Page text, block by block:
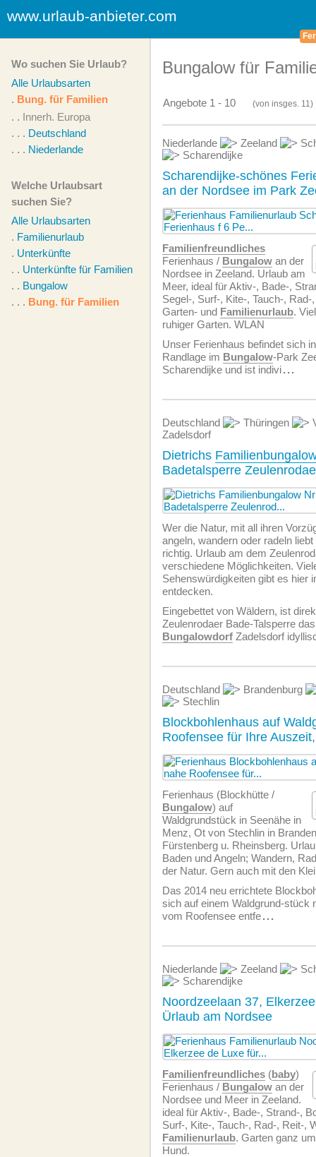
www.urlaub-anbieter.com
Wo suchen Sie Urlaub?
Alle Urlaubsarten
. Bung. für Familien
. . Innerh. Europa
. . . Deutschland
. . . Niederlande
Welche Urlaubsart
suchen Sie?
Alle Urlaubsarten
. Familienurlaub
. Unterkünfte
. . Unterkünfte für Familien
. . Bungalow
. . . Bung. für Familien
Bungalow für
Angebote 1 - 10 (von insges. 11)
Niederlande Zeeland
Scharendijke
Scharendijke-schönes
an der Nordsee im Park
Familien­freundliches
Ferienhaus / Bungalow an der
Nordsee in Zeeland. Urlaub am
Meer, ideal für Aktiv-, Bade-,
Segel-, Surf-, Kite-, Tauch-, Rad-
Garten- und Familienurlaub.
ruhiger Garten. WLAN
Unser Ferienhaus befindet sich
Randlage im Bungalow-Park
Scharendijke und ist indivi...
Deutschland Thüringen
Zadelsdorf
Dietrichs
Badetalsperre
Wer die Natur, mit all ihren
angeln, wandern oder radeln
richtig. Urlaub am dem
verschiedene Möglichkeiten.
Sehenswürdigkeiten gibt es hier
entdecken.
Eingebettet von Wäldern, ist
Zeulenrodaer Bade-Talsperre
Bungalowdorf Zadelsdorf
Deutschland
Brandenburg
Stechlin
Blockbohlenhaus auf
Roofensee für Ihre
Ferienhaus (Blockhütte /
Bungalow) auf
Waldgrundstück in Seenähe in
Menz, Ot von Stechlin in
Fürstenberg u. Rheinsberg.
Baden und Angeln; Wandern,
der Natur. Gern auch mit den
Das 2014 neu errichtete
sich auf einem Waldgrund-stück
vom Roofensee entfe...
Niederlande Zeeland
Scharendijke
Noordzeelaan 37,
Ürlaub am Nordsee
Familien­freundliches (baby)
Ferienhaus / Bungalow an der
Nordsee und Meer in Zeeland.
ideal für Aktiv-, Bade-, Strand-,
Surf-, Kite-, Tauch-, Rad-, Reit-,
Familienurlaub. Garten ganz
Hund.